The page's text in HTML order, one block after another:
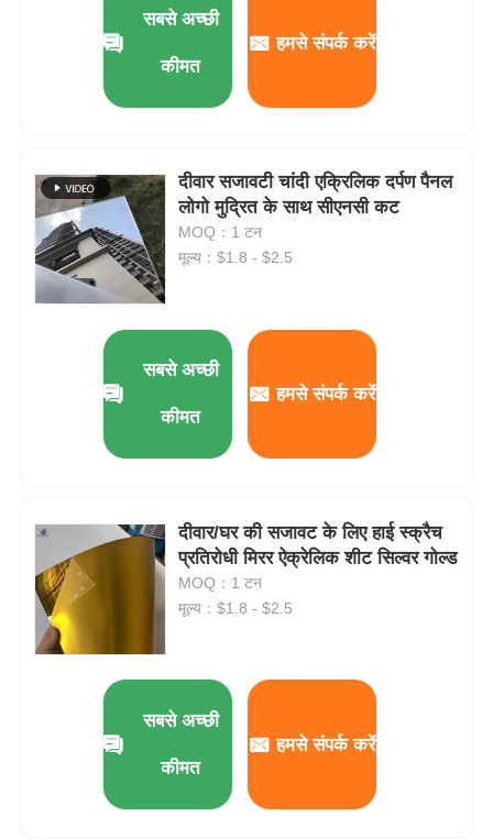
सबसे अच्छी
कीमत
हमसे संपर्क करें
दीवार सजावटी चांदी एक्रिलिक दर्पण पैनल
लोगो मुद्रित के साथ सीएनसी कट
MOQ：1 टन
मूल्य：$1.8 - $2.5
सबसे अच्छी
कीमत
हमसे संपर्क करें
दीवार/घर की सजावट के लिए हाई स्क्रैच
प्रतिरोधी मिरर ऐक्रेलिक शीट सिल्वर गोल्ड
MOQ：1 टन
मूल्य：$1.8 - $2.5
सबसे अच्छी
कीमत
हमसे संपर्क करें